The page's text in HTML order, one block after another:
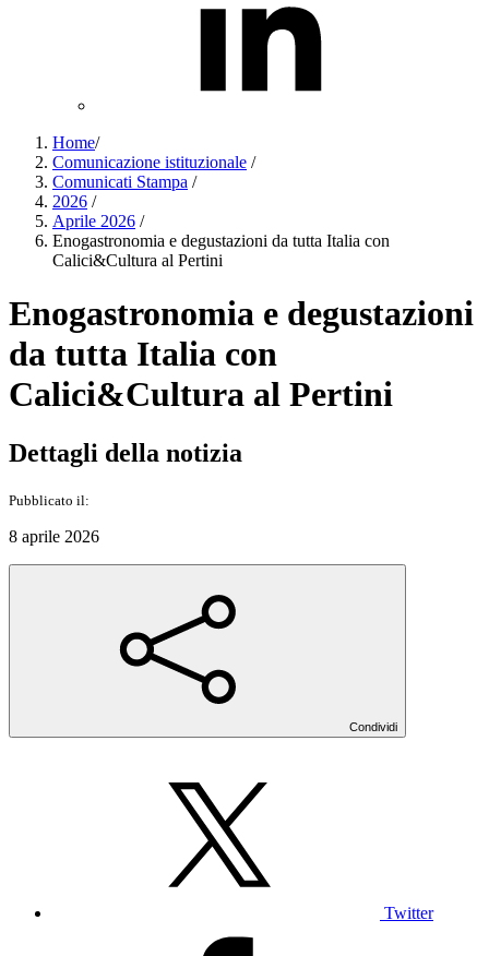
Home/
Comunicazione istituzionale /
Comunicati Stampa /
2026 /
Aprile 2026 /
Enogastronomia e degustazioni da tutta Italia con
Calici&Cultura al Pertini
Enogastronomia e degustazioni
da tutta Italia con
Calici&Cultura al Pertini
Dettagli della notizia
Pubblicato il:
8 aprile 2026
Condividi
Twitter